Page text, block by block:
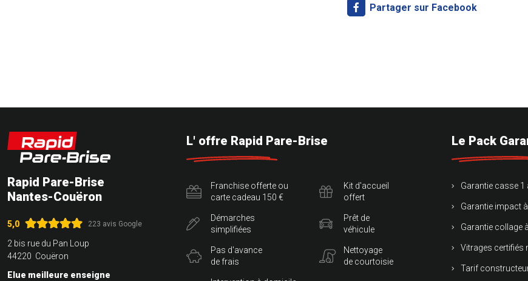
Partager sur Facebook
Rapid Pare-Brise
Nantes-Couëron
5,0 223 avis Google
2 bis rue du Pan Loup
44220 Couëron
Elue meilleure enseigne
L' offre Rapid Pare-Brise
Franchise offerte ou
carte cadeau 150 €
Démarches
simplifiées
Pas d'avance
de frais
Kit d'accueil
offert
Prêt de
véhicule
Nettoyage
de courtoisie
Le Pack
Garantie casse 1
Garantie impact
Garantie collage
Vitrages certifiés
Tarif